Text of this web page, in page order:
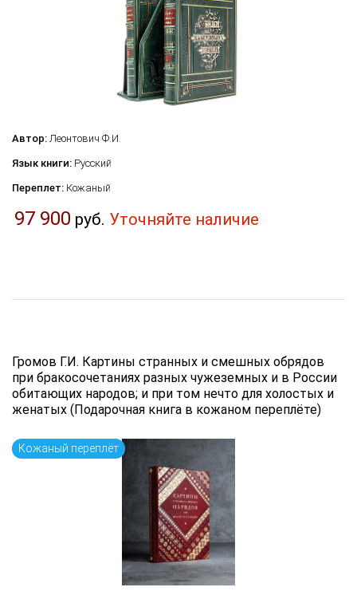
Автор: Леонтович Ф.И.
Язык книги: Русский
Переплет: Кожаный
97 900 руб. Уточняйте наличие
Громов Г.И. Картины странных и смешных обрядов
при бракосочетаниях разных чужеземных и в России
обитающих народов; и при том нечто для холостых и
женатых (Подарочная книга в кожаном переплёте)
Кожаный переплёт